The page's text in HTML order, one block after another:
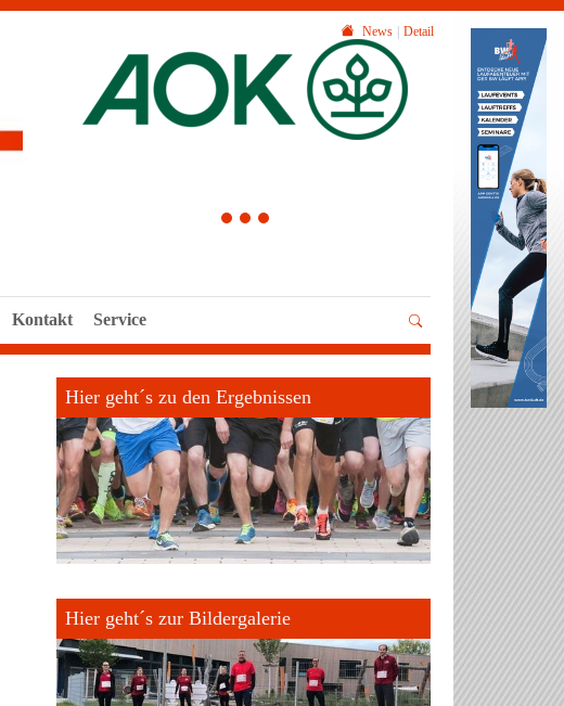
News Detail
1 2 3
Kontakt Service
Hier geht´s zu den Ergebnissen
Hier geht´s zur Bildergalerie